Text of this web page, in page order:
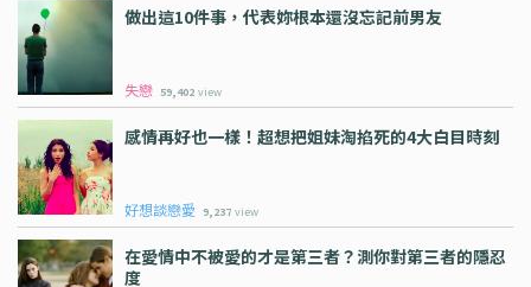
做出這10件事，代表妳根本還沒忘記前男友
失戀 59,402 view
感情再好也一樣！超想把姐妹淘掐死的4大白目時刻
好想談戀愛 9,237 view
在愛情中不被愛的才是第三者？測你對第三者的隱忍
度